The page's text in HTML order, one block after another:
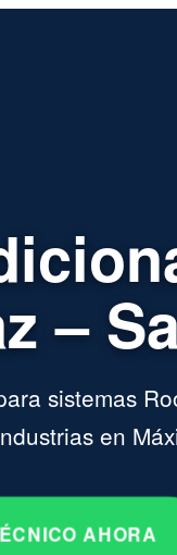
–
sistemas
en
AHORA